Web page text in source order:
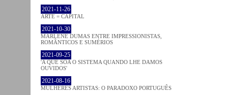
2021-11-26
ARTE = CAPITAL
2021-10-30
MARLENE DUMAS ENTRE IMPRESSIONISTAS,
ROMÂNTICOS E SUMÉRIOS
2021-09-25
'A QUE SOA O SISTEMA QUANDO LHE DAMOS
OUVIDOS'
2021-08-16
MULHERES ARTISTAS: O PARADOXO PORTUGUÊS